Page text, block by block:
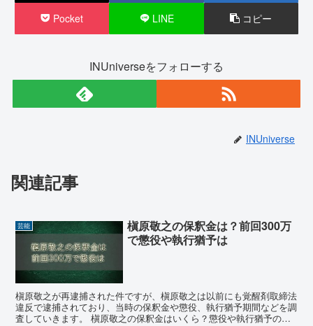
Pocket LINE コピー
INUniverseをフォローする
INUniverse
関連記事
芸能
槇原敬之の保釈金は？前回300万
で懲役や執行猶予は
槇原敬之が再逮捕された件ですが、槇原敬之は以前にも覚醒剤取締法
違反で逮捕されており、当時の保釈金や懲役、執行猶予期間などを調
査していきます。 槇原敬之の保釈金はいくら？懲役や執行猶予の期